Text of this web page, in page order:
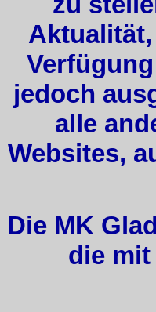
jedoch
alle
Websites,
Die MK
die